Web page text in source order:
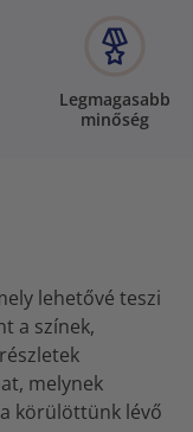
Legmagasabb
minőség
lehetővé teszi
a színek,
melynek
körülöttünk lévő